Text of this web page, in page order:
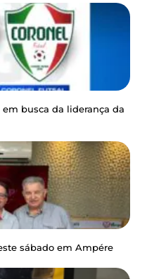
busca da liderança da
sábado em Ampére